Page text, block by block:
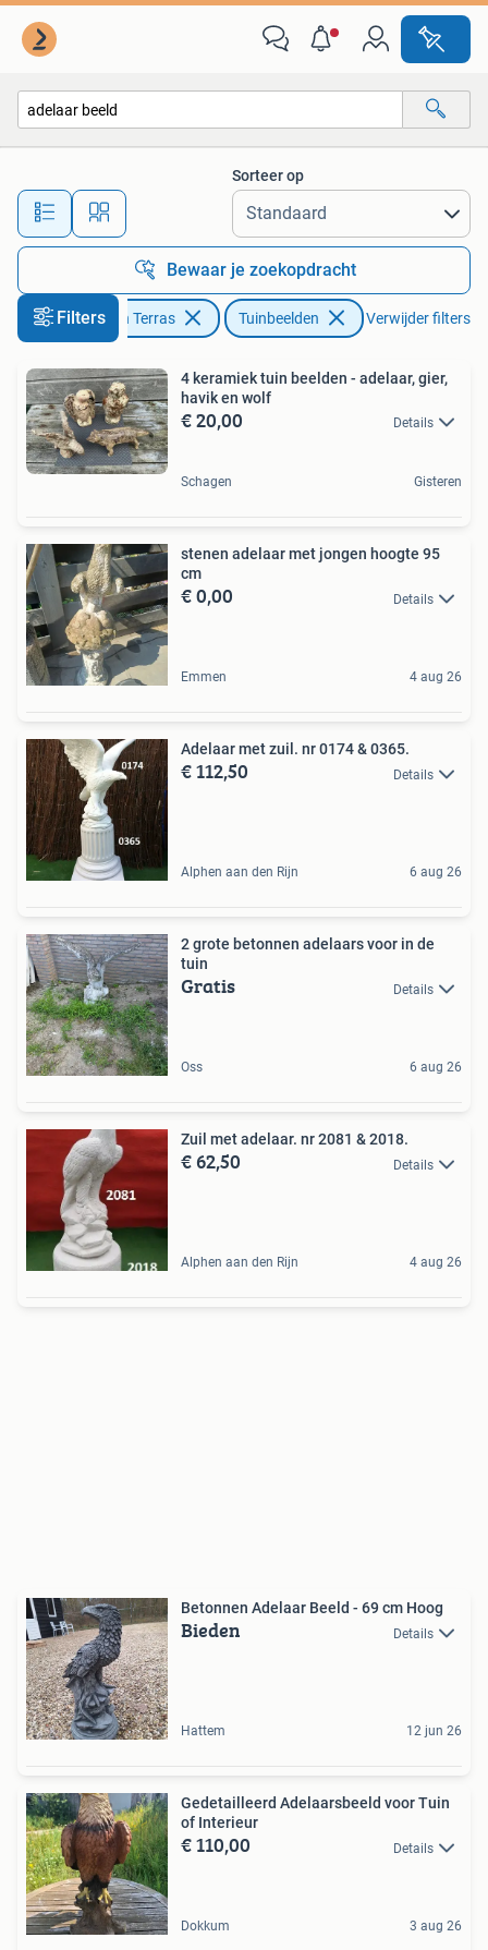
Alle afstanden…
Sorteer op
Bewaar je zoekopdracht
FiltersTuin en Terras Tuinbeelden Verwijder filters
4 keramiek tuin beelden - adelaar, gier,
havik en wolf
€ 20,00 Details
Schagen Gisteren
stenen adelaar met jongen hoogte 95
cm
€ 0,00 Details
Emmen 4 aug 26
Adelaar met zuil. nr 0174 & 0365.
€ 112,50 Details
Alphen aan den Rijn 6 aug 26
2 grote betonnen adelaars voor in de
tuin
Gratis Details
Oss 6 aug 26
Zuil met adelaar. nr 2081 & 2018.
€ 62,50 Details
Alphen aan den Rijn 4 aug 26
Betonnen Adelaar Beeld - 69 cm Hoog
Bieden Details
Hattem 12 jun 26
Gedetailleerd Adelaarsbeeld voor Tuin
of Interieur
€ 110,00 Details
Dokkum 3 aug 26